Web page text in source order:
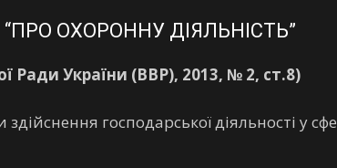
ОХОРОННУ ДІЯЛЬНІСТЬ”
Ради України (ВВР), 2013, № 2, ст.8)
господарської діяльності у